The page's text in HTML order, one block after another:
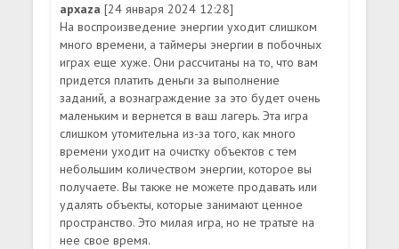
apxaza[24 января 2024 12:28]
На воспроизведение энергии уходит слишком
много времени, а таймеры энергии в побочных
играх еще хуже. Они рассчитаны на то, что вам
придется платить деньги за выполнение
заданий, а вознаграждение за это будет очень
маленьким и вернется в ваш лагерь. Эта игра
слишком утомительна из-за того, как много
времени уходит на очистку объектов с тем
небольшим количеством энергии, которое вы
получаете. Вы также не можете продавать или
удалять объекты, которые занимают ценное
пространство. Это милая игра, но не тратьте на
нее свое время.